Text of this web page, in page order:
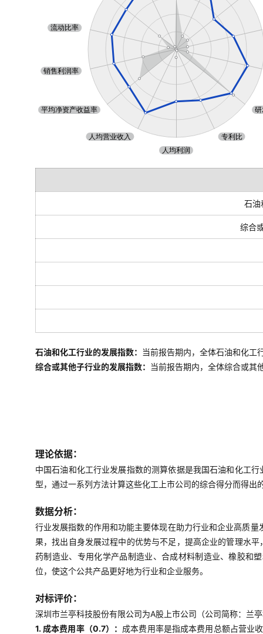
石油
综合
石油和化工行业的发展指数： 当前报告期内，全体石油和化工
综合或其他子行业的发展指数： 当前报告期内，全体综合或其
理论依据：
中国石油和化工行业发展指数的测算依据是我国石油和化工
型，通过一系列方法计算这些化工上市公司的综合得分而得
数据分析：
行业发展指数的作用和功能主要体现在助力行业和企业高质
果，找出自身发展过程中的优势与不足，提高企业的管理水
药制造业、专用化学产品制造业、合成材料制造业、橡胶和
位，使这个公共产品更好地为行业和企业服务。
对标评价：
深圳市兰亭科技股份有限公司为A股上市公司（公司简称：兰
1. 成本费用率（0.7）： 成本费用率是指成本费用总额占营业